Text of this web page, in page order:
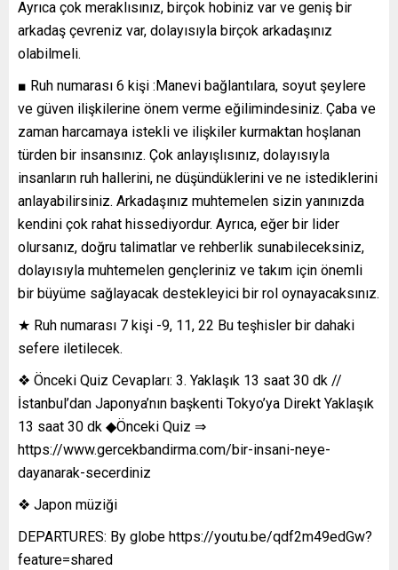
Ayrıca çok meraklısınız, birçok hobiniz var ve geniş bir
arkadaş çevreniz var, dolayısıyla birçok arkadaşınız
olabilmeli.
■ Ruh numarası 6 kişi :Manevi bağlantılara, soyut şeylere
ve güven ilişkilerine önem verme eğilimindesiniz. Çaba ve
zaman harcamaya istekli ve ilişkiler kurmaktan hoşlanan
türden bir insansınız. Çok anlayışlısınız, dolayısıyla
insanların ruh hallerini, ne düşündüklerini ve ne istediklerini
anlayabilirsiniz. Arkadaşınız muhtemelen sizin yanınızda
kendini çok rahat hissediyordur. Ayrıca, eğer bir lider
olursanız, doğru talimatlar ve rehberlik sunabileceksiniz,
dolayısıyla muhtemelen gençleriniz ve takım için önemli
bir büyüme sağlayacak destekleyici bir rol oynayacaksınız.
★ Ruh numarası 7 kişi -9, 11, 22 Bu teşhisler bir dahaki
sefere iletilecek.
❖ Önceki Quiz Cevapları: 3. Yaklaşık 13 saat 30 dk //
İstanbul’dan Japonya’nın başkenti Tokyo’ya Direkt Yaklaşık
13 saat 30 dk ◆Önceki Quiz ⇒
https://www.gercekbandirma.com/bir-insani-neye-
dayanarak-secerdiniz
❖ Japon müziği
DEPARTURES: By globe https://youtu.be/qdf2m49edGw?
feature=shared